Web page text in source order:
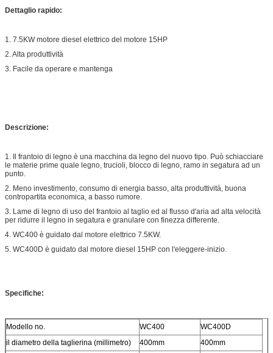
Dettaglio rapido:
1. 7.5KW motore diesel elettrico del motore 15HP
2. Alta produttività
3. Facile da operare e mantenga
Descrizione:
1. Il frantoio di legno è una macchina da legno del nuovo tipo. Può schiacciare
le materie prime quale legno, trucioli, blocco di legno, ramo in segatura ad un
punto.
2. Meno investimento, consumo di energia basso, alta produttività, buona
contropartita economica, a basso rumore.
3. Lame di legno di uso del frantoio al taglio ed al flusso d'aria ad alta velocità
per ridurre il legno in segatura e granulare con finezza differente.
4. WC400 è guidato dal motore elettrico 7.5KW.
5. WC400D è guidato dal motore diesel 15HP con l'eleggere-inizio.
Specifiche:
Modello no. WC400
WC400D
il diametro della taglierina (millimetro)
400mm
400mm